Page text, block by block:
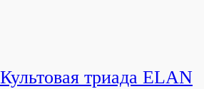
Культовая триада ELAN